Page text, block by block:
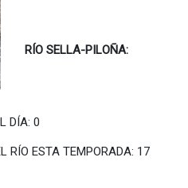
RÍO SELLA-
DÍA: 0
17